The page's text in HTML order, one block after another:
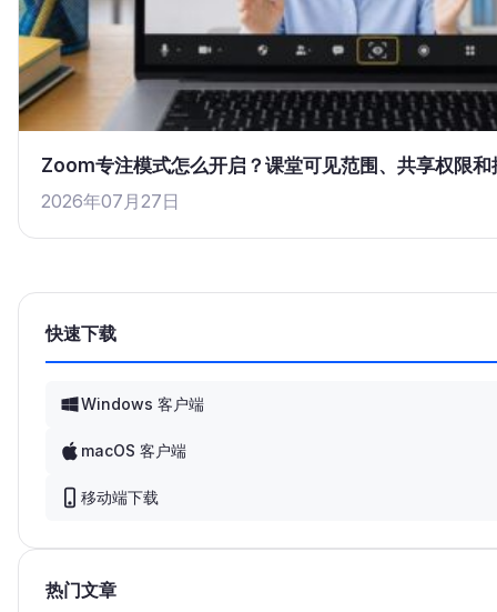
Zoom专注模式怎么开启？课堂可见范围、共享权限和
2026年07月27日
快速下载
Windows 客户端
macOS 客户端
移动端下载
热门文章